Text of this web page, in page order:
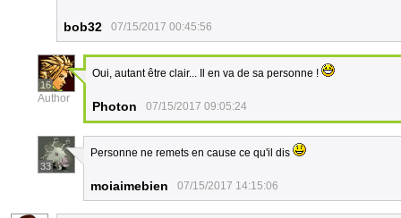
bob32 07/15/2017 00:45:56
16
Author
Oui, autant être clair... Il en va de sa personne !
Photon 07/15/2017 09:05:24
33
Personne ne remets en cause ce qu'il dis
moiaimebien 07/15/2017 14:15:06